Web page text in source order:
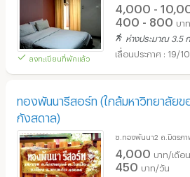
ลงทะเบียนที่พักแล้ว
4,000 -
400 - 800 บา
ห่างประมาณ 3.5
19/
ทองพันนารีสอร์ท (ใกล้มหาวิทยาลัย
กังสดาล)
ซ.ทองพันนา2 ถ.มิตรภา
4,000 บาท/เดือน
450 บาท/วัน